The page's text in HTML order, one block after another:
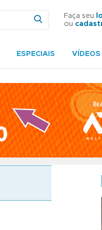
Faça seu
ou
ESPECIAIS VÍDEOS